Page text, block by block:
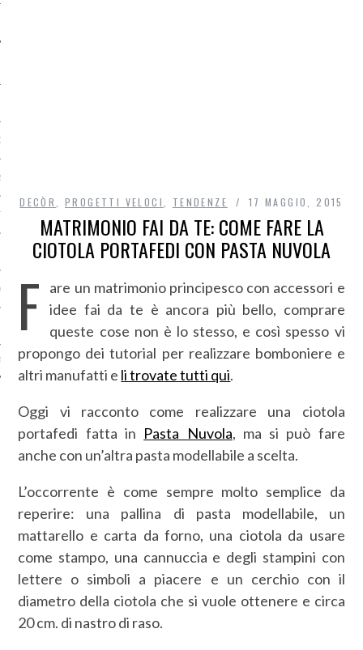
DI ACCESSO AI DATI
DECÒR PROGETTI VELOCI TENDENZE 17 MAGGIO, 2015
MATRIMONIO FAI DA TE: COME FARE LA
CIOTOLA PORTAFEDI CON PASTA NUVOLA
F
are un matrimonio principesco con accessori e
idee fai da te è ancora più bello, comprare
queste cose non è lo stesso, e così spesso vi
propongo dei tutorial per realizzare bomboniere e
altri manufatti e li trovate tutti qui.
Oggi vi racconto come realizzare una ciotola
portafedi fatta in Pasta Nuvola, ma si può fare
anche con un’altra pasta modellabile a scelta.
L’occorrente è come sempre molto semplice da
reperire: una pallina di pasta modellabile, un
mattarello e carta da forno, una ciotola da usare
come stampo, una cannuccia e degli stampini con
lettere o simboli a piacere e un cerchio con il
diametro della ciotola che si vuole ottenere e circa
20 cm. di nastro di raso.